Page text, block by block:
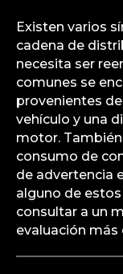
Existen varios
cadena de
necesita ser
comunes se
provenientes
vehículo y una
motor.
consumo de
de advertencia
alguno de
consultar a un
evaluación más